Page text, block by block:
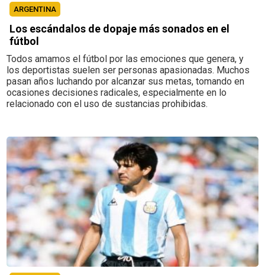
ARGENTINA
Los escándalos de dopaje más sonados en el
fútbol
Todos amamos el fútbol por las emociones que genera, y
los deportistas suelen ser personas apasionadas. Muchos
pasan años luchando por alcanzar sus metas, tomando en
ocasiones decisiones radicales, especialmente en lo
relacionado con el uso de sustancias prohibidas.